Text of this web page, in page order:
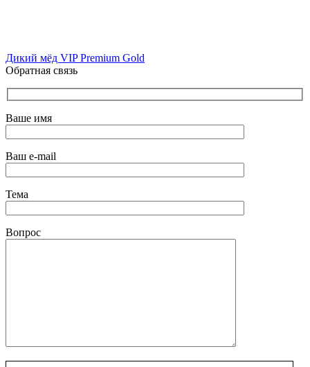
Дикий мёд VIP Premium Gold
Обратная связь
Ваше имя
Ваш e-mail
Тема
Вопрос